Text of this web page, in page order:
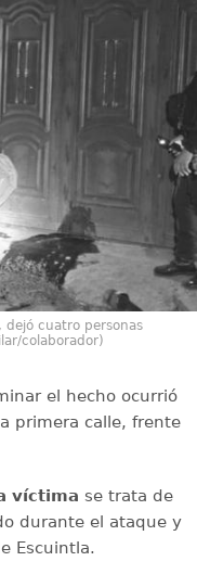
dejó cuatro personas
colaborador)
el hecho ocurrió
primera calle, frente
víctima se trata de
durante el ataque y
Escuintla.